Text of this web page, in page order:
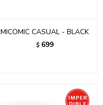
MICOMIC CASUAL - BLACK
$ 699